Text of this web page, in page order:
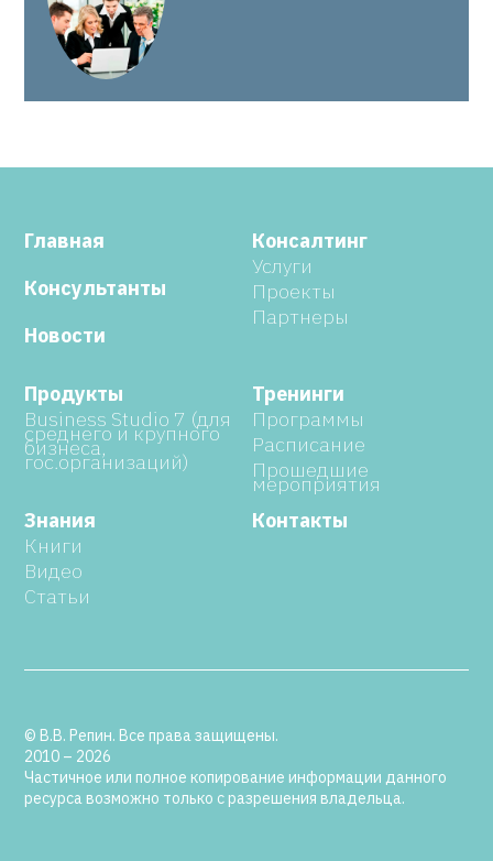
Главная
Консультанты
Новости
Консалтинг
Услуги
Проекты
Партнеры
Продукты
Business Studio 7 (для
среднего и крупного
бизнеса,
гос.организаций)
Тренинги
Программы
Расписание
Прошедшие
мероприятия
Знания
Книги
Видео
Статьи
Контакты
© В.В. Репин. Все права защищены.
2010 – 2026
Частичное или полное копирование информации данного
ресурса возможно только с разрешения владельца.